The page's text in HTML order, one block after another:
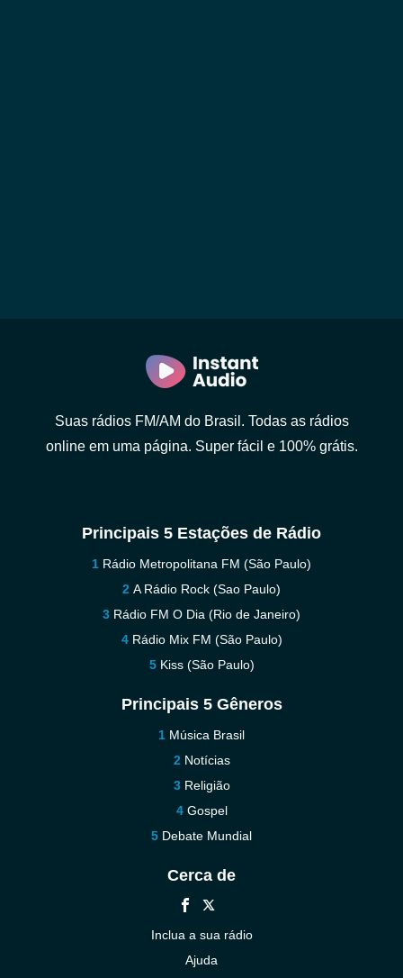
Suas rádios FM/AM do Brasil. Todas as rádios
online em uma página. Super fácil e 100% grátis.
Principais 5 Estações de Rádio
Rádio Metropolitana FM (São Paulo)
A Rádio Rock (Sao Paulo)
Rádio FM O Dia (Rio de Janeiro)
Rádio Mix FM (São Paulo)
Kiss (São Paulo)
Principais 5 Gêneros
Música Brasil
Notícias
Religião
Gospel
Debate Mundial
Cerca de
Inclua a sua rádio
Ajuda